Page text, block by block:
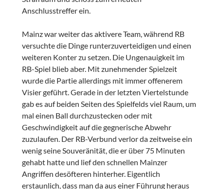
Anschlusstreffer ein.
Mainz war weiter das aktivere Team, während RB
versuchte die Dinge runterzuverteidigen und einen
weiteren Konter zu setzen. Die Ungenauigkeit im
RB-Spiel blieb aber. Mit zunehmender Spielzeit
wurde die Partie allerdings mit immer offenerem
Visier geführt. Gerade in der letzten Viertelstunde
gab es auf beiden Seiten des Spielfelds viel Raum, um
mal einen Ball durchzustecken oder mit
Geschwindigkeit auf die gegnerische Abwehr
zuzulaufen. Der RB-Verbund verlor da zeitweise ein
wenig seine Souveränität, die er über 75 Minuten
gehabt hatte und lief den schnellen Mainzer
Angriffen desöfteren hinterher. Eigentlich
erstaunlich, dass man da aus einer Führung heraus